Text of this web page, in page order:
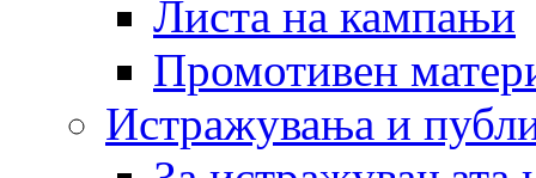
Листа на кампањи
Промотивен
Истражувања и